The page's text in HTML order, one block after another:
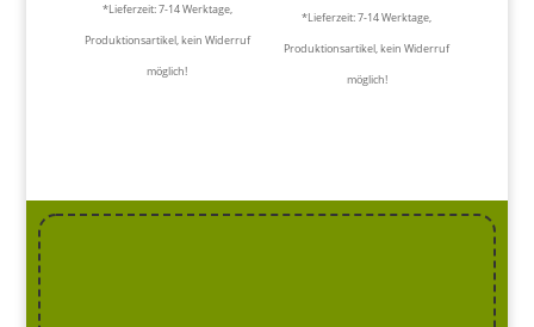
*Lieferzeit:7-14 Werktage,
Produktionsartikel, kein Widerruf
möglich!
*Lieferzeit:7-14 Werktage,
Produktionsartikel, kein Widerruf
möglich!